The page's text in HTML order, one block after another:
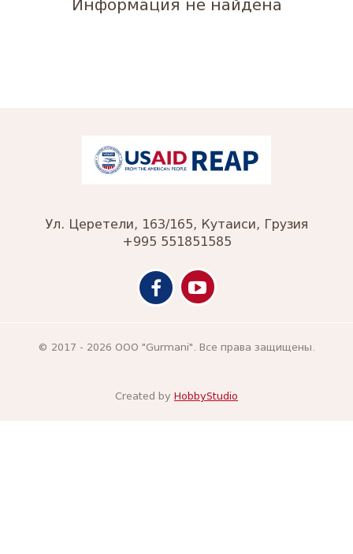
Информация не найдена
Ул. Церетели, 163/165, Кутаиси, Грузия
+995 551851585
© 2017 - 2026 ООО "Gurmani". Все права защищены.
Created by HobbyStudio